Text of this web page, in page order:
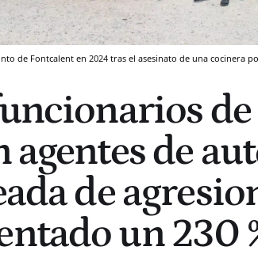
de Fontcalent en 2024 tras el asesinato de una cocinera
agentes de
de
un 230